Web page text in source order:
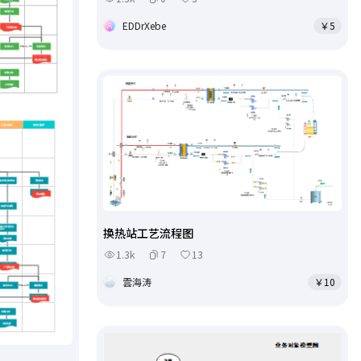
EDDrXebe
￥5
换热站工艺流程图
1.3k 7
13
雲海涛
￥10